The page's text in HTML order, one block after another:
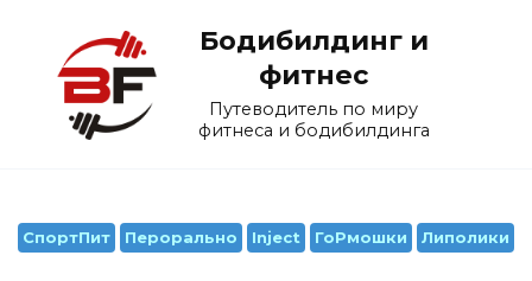
содержанию
Бодибилдинг и
фитнес
Путеводитель по миру
фитнеса и бодибилдинга
СпортПит Перорально Inject ГоРмошки Липолики